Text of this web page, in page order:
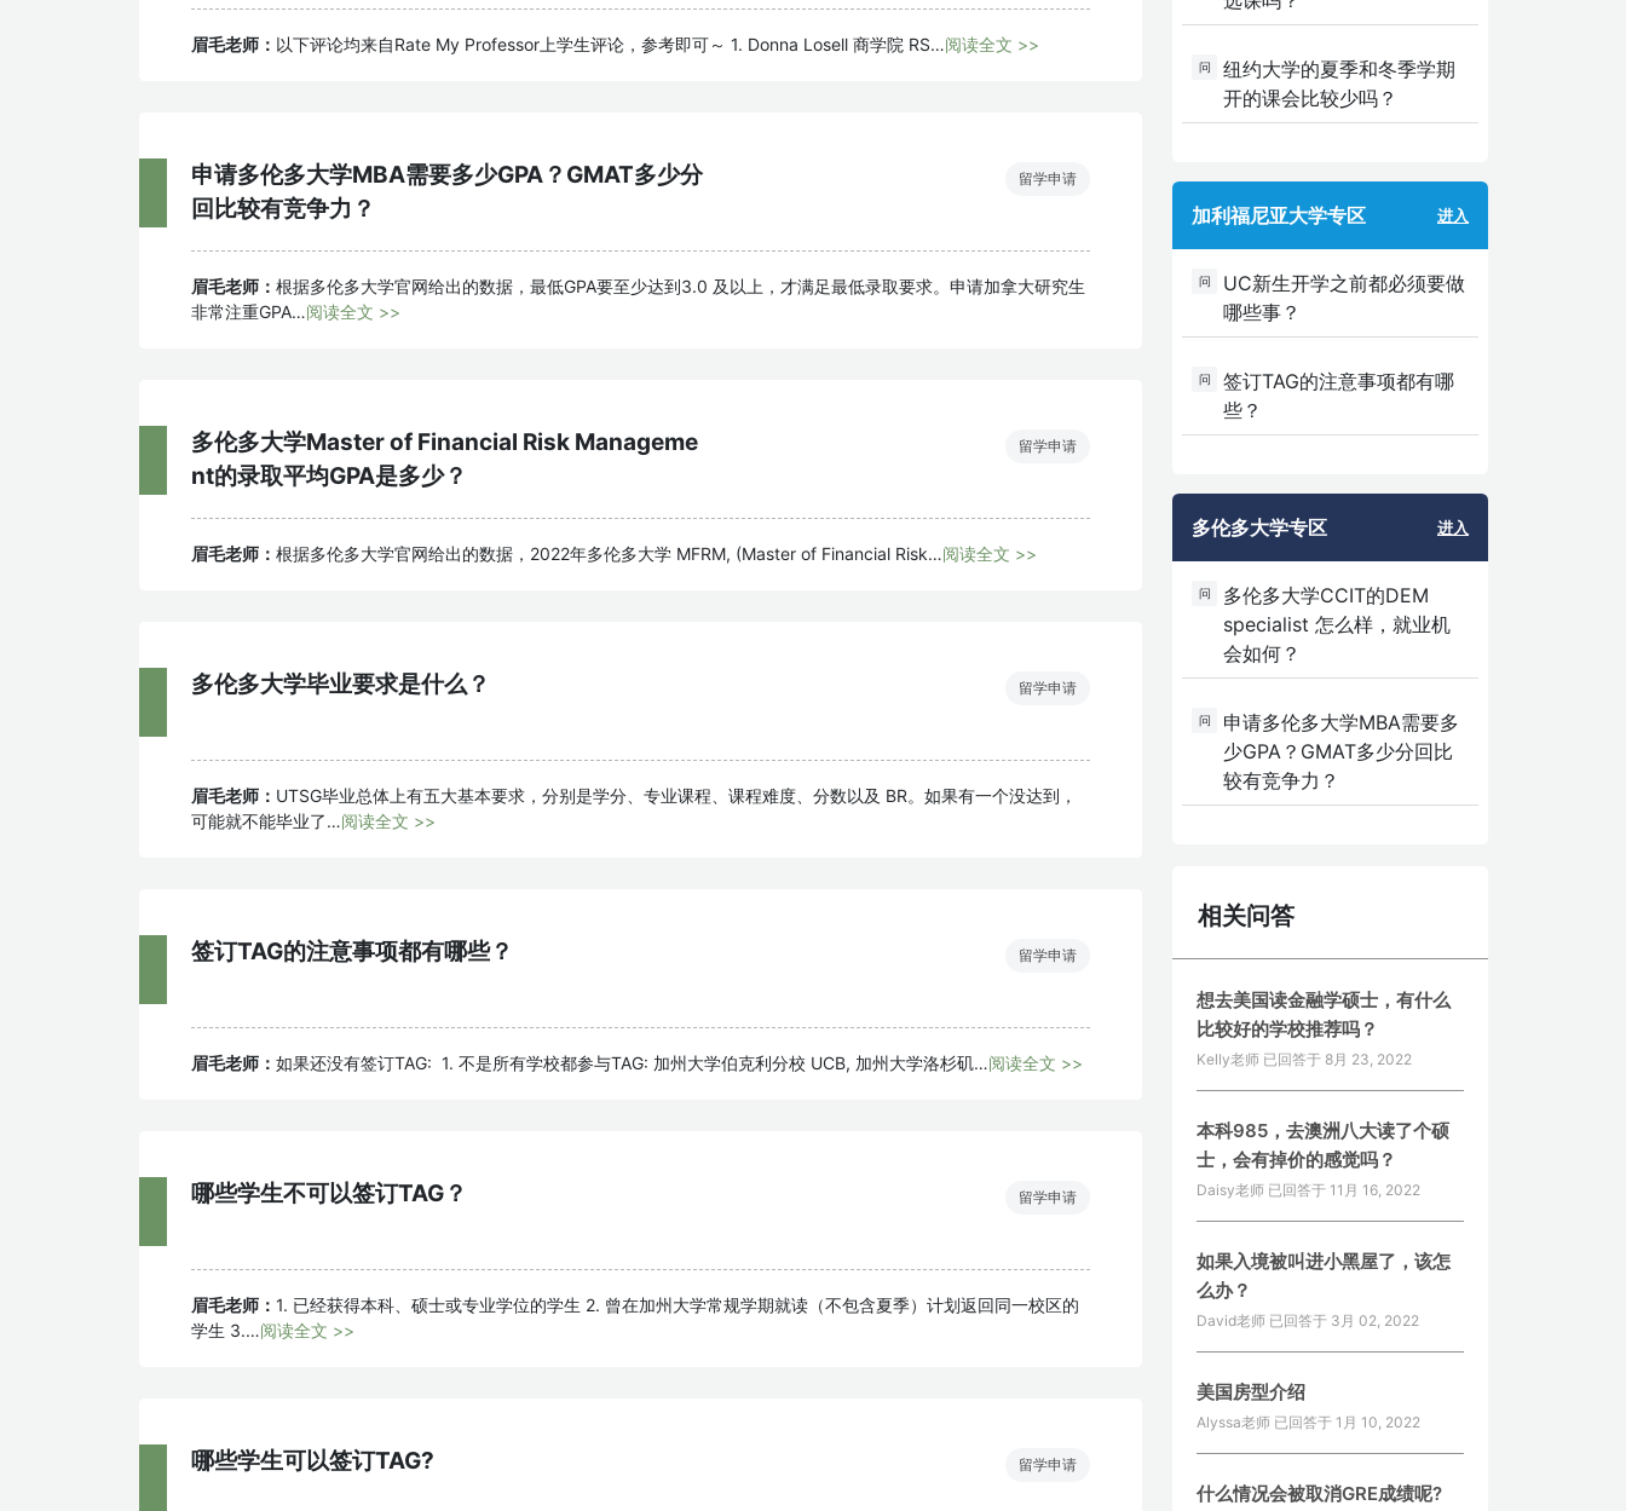
眉毛老师： 以下评论均来自Rate My Professor上学生评论，参考即可～ 1. Donna Losell 商学院 RS…阅读全文 >>
申请多伦多大学MBA需要多少GPA？GMAT多少分
回比较有竞争力？
留学申请
眉毛老师： 根据多伦多大学官网给出的数据，最低GPA要至少达到3.0 及以上，才满足最低录取要求。申请加拿大研究生
非常注重GPA…阅读全文 >>
多伦多大学Master of Financial Risk Manageme
nt的录取平均GPA是多少？
留学申请
眉毛老师： 根据多伦多大学官网给出的数据，2022年多伦多大学 MFRM, (Master of Financial Risk…阅读全文 >>
多伦多大学毕业要求是什么？ 留学申请
眉毛老师： UTSG毕业总体上有五大基本要求，分别是学分、专业课程、课程难度、分数以及 BR。如果有一个没达到，
可能就不能毕业了…阅读全文 >>
签订TAG的注意事项都有哪些？ 留学申请
眉毛老师： 如果还没有签订TAG: 1. 不是所有学校都参与TAG: 加州大学伯克利分校 UCB, 加州大学洛杉矶…阅读全文 >>
哪些学生不可以签订TAG？ 留学申请
眉毛老师： 1. 已经获得本科、硕士或专业学位的学生 2. 曾在加州大学常规学期就读（不包含夏季）计划返回同一校区的
学生 3.…阅读全文 >>
哪些学生可以签订TAG? 留学申请
问
纽约大学的夏季和冬季学期
开的课会比较少吗？
加利福尼亚大学专区 进入
问
UC新生开学之前都必须要做
哪些事？
问
签订TAG的注意事项都有哪
些？
多伦多大学专区 进入
问
多伦多大学CCIT的DEM
specialist 怎么样，就业机
会如何？
问
申请多伦多大学MBA需要多
少GPA？GMAT多少分回比
较有竞争力？
相关问答
想去美国读金融学硕士，有什么
比较好的学校推荐吗？
Kelly老师 已回答于 8月 23, 2022
本科985，去澳洲八大读了个硕
士，会有掉价的感觉吗？
Daisy老师 已回答于 11月 16, 2022
如果入境被叫进小黑屋了，该怎
么办？
David老师 已回答于 3月 02, 2022
美国房型介绍
Alyssa老师 已回答于 1月 10, 2022
什么情况会被取消GRE成绩呢?